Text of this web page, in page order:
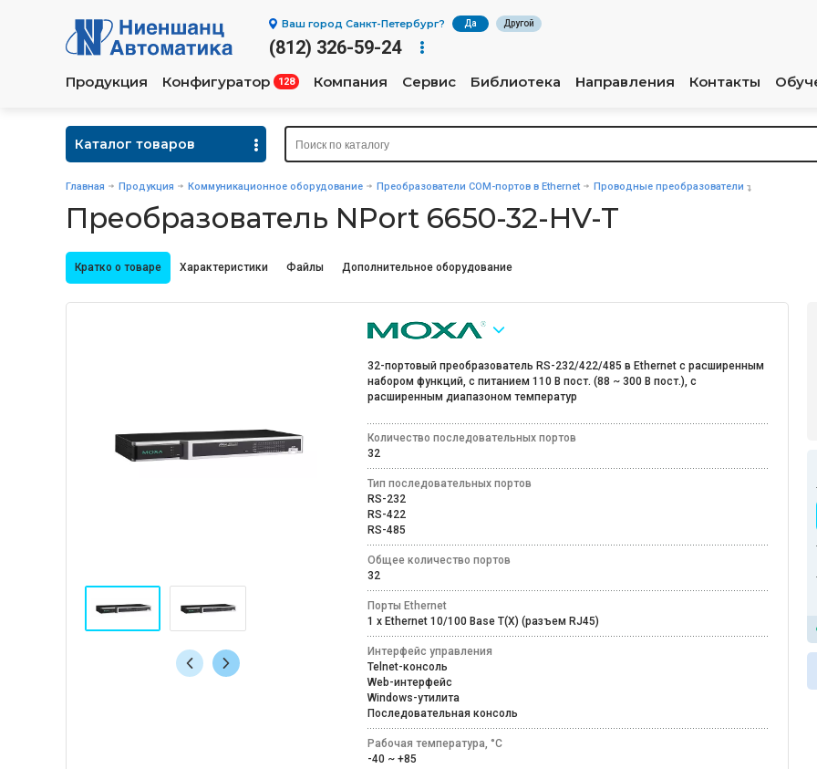
Ваш город Санкт-Петербург? Да Другой
(812) 326-59-24
Продукция Конфигуратор 128 Компания Сервис Библиотека Направления Контакты
Каталог товаров
Главная Продукция Коммуникационное оборудование Преобразователи COM-портов в Ethernet Проводные преобразователи
Преобразователь NPort 6650-32-HV-T
Кратко о товаре Характеристики Файлы Дополнительное оборудование
32-портовый преобразователь RS-232/422/485 в Ethernet с расширенным
набором функций, с питанием 110 В пост. (88 ~ 300 В пост.), с
расширенным диапазоном температур
Количество последовательных портов
32
Тип последовательных портов
RS-232
RS-422
RS-485
Общее количество портов
32
Порты Ethernet
1 x Ethernet 10/100 Base T(X) (разъем RJ45)
Интерфейс управления
Telnet-консоль
Web-интерфейс
Windows-утилита
Последовательная консоль
Рабочая температура, °C
-40 ~ +85